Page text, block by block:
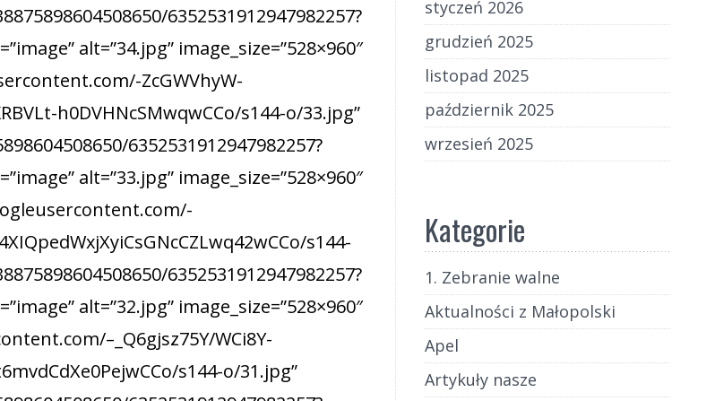
styczeń 2026
grudzień 2025
listopad 2025
październik 2025
wrzesień 2025
Kategorie
1. Zebranie walne
Aktualności z Małopolski
Apel
Artykuły nasze